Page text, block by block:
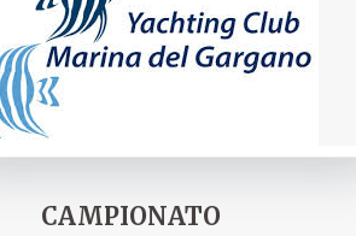
CAMPIONATO